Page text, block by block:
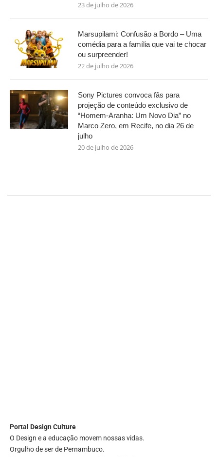
23 de julho de 2026
Marsupilami: Confusão a Bordo – Uma
comédia para a família que vai te chocar
ou surpreender!
22 de julho de 2026
Sony Pictures convoca fãs para
projeção de conteúdo exclusivo de
“Homem-Aranha: Um Novo Dia” no
Marco Zero, em Recife, no dia 26 de
julho
20 de julho de 2026
Portal Design Culture
O Design e a educação movem nossas vidas.
Orgulho de ser de Pernambuco.